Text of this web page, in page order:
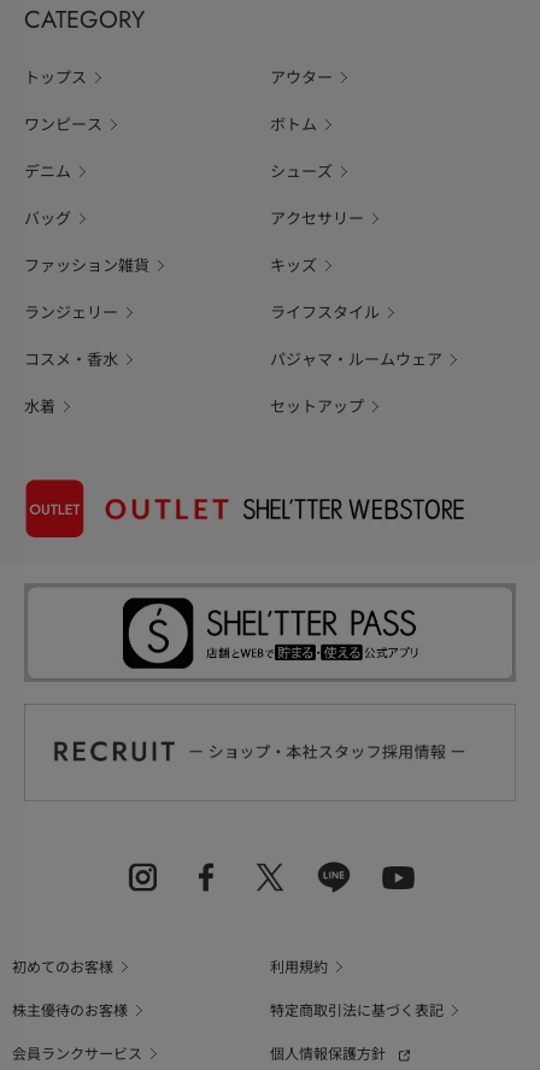
CATEGORY
トップス アウター
ワンピース ボトム
デニム シューズ
バッグ アクセサリー
ファッション雑貨 キッズ
ランジェリー ライフスタイル
コスメ・香水 パジャマ・ルームウェア
水着 セットアップ
初めてのお客様
利用規約
株主優待のお客様
特定商取引法に基づく表記
会員ランクサービス
個人情報保護方針